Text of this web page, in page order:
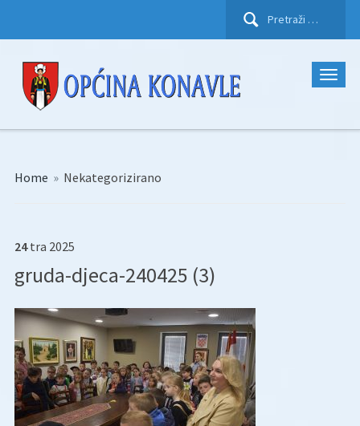
Pretraži:
Home » Nekategorizirano
24 tra 2025
gruda-djeca-240425 (3)